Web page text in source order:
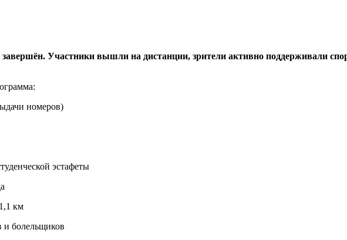
Участники вышли на дистанции, зрители активно поддерживали
номеров)
эстафеты
км
и болельщиков